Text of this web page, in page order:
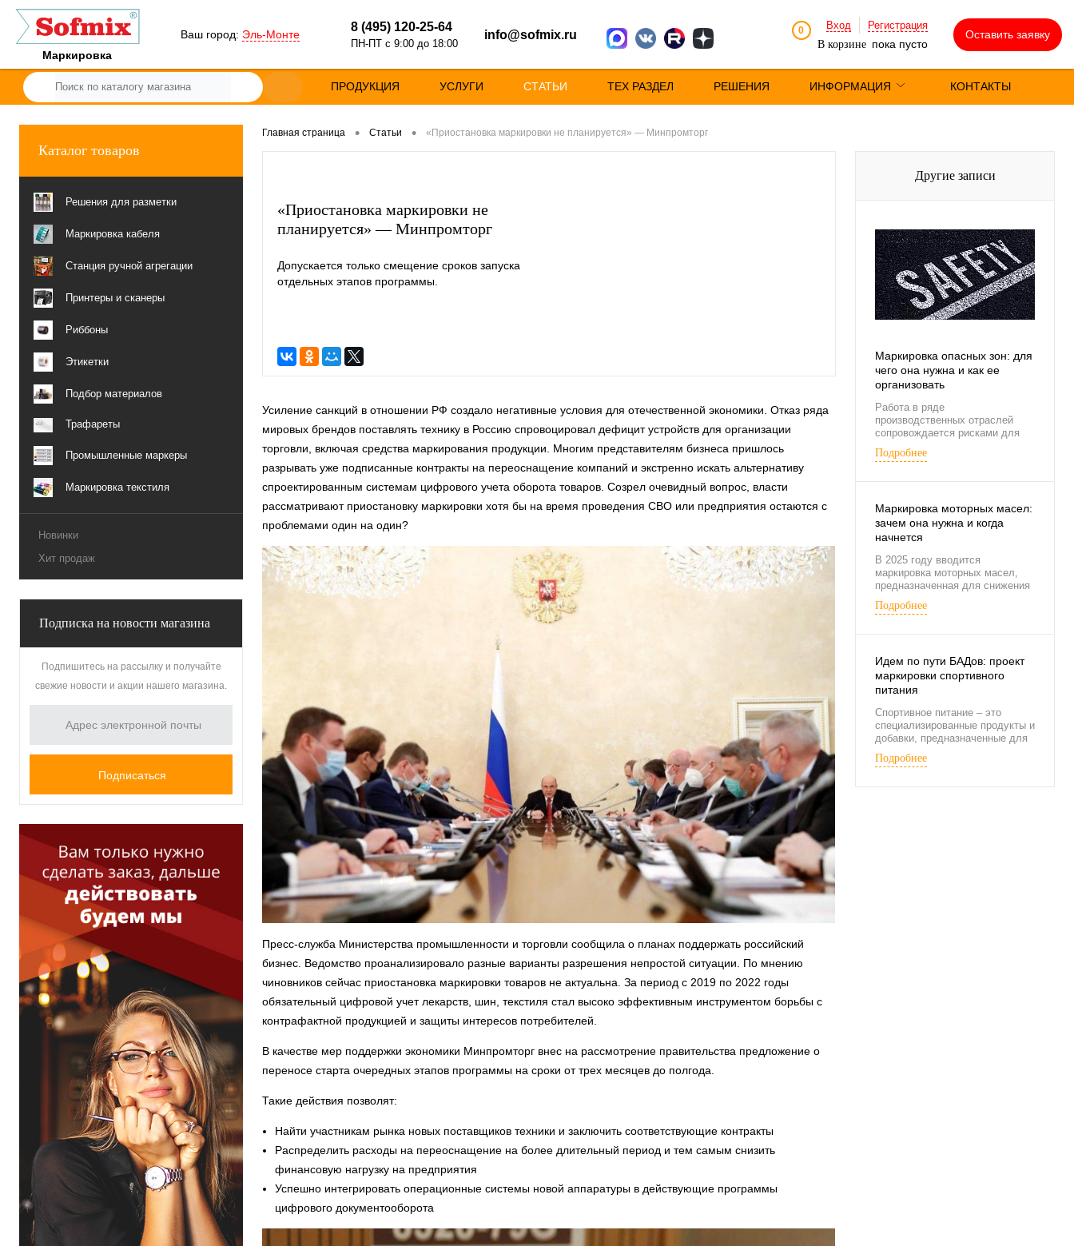
Маркировка
Ваш город: Эль-Монте
8 (495) 120-25-64
ПН-ПТ с 9:00 до 18:00
info@sofmix.ru 0 Вход
Регистрация
В корзине пока пусто
Оставить заявку
ПРОДУКЦИЯ УСЛУГИ СТАТЬИ ТЕХ РАЗДЕЛ РЕШЕНИЯ ИНФОРМАЦИЯ КОНТАКТЫ
Каталог товаров
Решения для разметки
Маркировка кабеля
Станция ручной агрегации
Принтеры и сканеры
Риббоны
Этикетки
Подбор материалов
Трафареты
Промышленные маркеры
Маркировка текстиля
Новинки
Хит продаж
Подписка на новости магазина
Подпишитесь на рассылку и получайте
свежие новости и акции нашего магазина.
Главная страница • Статьи • «Приостановка маркировки не планируется» — Минпромторг
«Приостановка маркировки не
планируется» — Минпромторг
Допускается только смещение сроков запуска
отдельных этапов программы.
Усиление санкций в отношении РФ создало негативные условия для отечественной экономики. Отказ ряда
мировых брендов поставлять технику в Россию спровоцировал дефицит устройств для организации
торговли, включая средства маркирования продукции. Многим представителям бизнеса пришлось
разрывать уже подписанные контракты на переоснащение компаний и экстренно искать альтернативу
спроектированным системам цифрового учета оборота товаров. Созрел очевидный вопрос, власти
рассматривают приостановку маркировки хотя бы на время проведения СВО или предприятия остаются с
проблемами один на один?
Пресс-служба Министерства промышленности и торговли сообщила о планах поддержать российский
бизнес. Ведомство проанализировало разные варианты разрешения непростой ситуации. По мнению
чиновников сейчас приостановка маркировки товаров не актуальна. За период с 2019 по 2022 годы
обязательный цифровой учет лекарств, шин, текстиля стал высоко эффективным инструментом борьбы с
контрафактной продукцией и защиты интересов потребителей.
В качестве мер поддержки экономики Минпромторг внес на рассмотрение правительства предложение о
переносе старта очередных этапов программы на сроки от трех месяцев до полгода.
Такие действия позволят:
Найти участникам рынка новых поставщиков техники и заключить соответствующие контракты
Распределить расходы на переоснащение на более длительный период и тем самым снизить
финансовую нагрузку на предприятия
Успешно интегрировать операционные системы новой аппаратуры в действующие программы
цифрового документооборота
Другие записи
Маркировка опасных зон: для
чего она нужна и как ее
организовать
Работа в ряде
производственных отраслей
сопровождается рисками для
здоровья или даже жизни.
Подробнее
Маркировка моторных масел:
зачем она нужна и когда
начнется
В 2025 году вводится
маркировка моторных масел,
предназначенная для снижения
доли контрафакта на
российском рынке.
Подробнее
Идем по пути БАДов: проект
маркировки спортивного
питания
Спортивное питание – это
специализированные продукты и
добавки, предназначенные для
употребления в период
активных физических нагрузок.
Подробнее